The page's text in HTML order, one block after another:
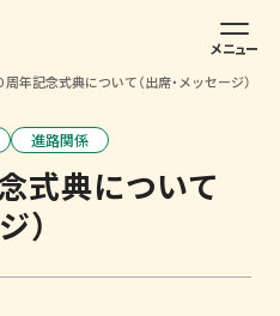
メニュー
年記念式典について（出席・メッセージ）
進路関係
式典について
）